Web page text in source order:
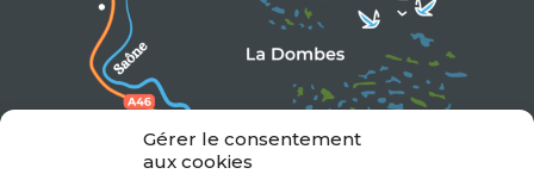
Gérer le consentement
aux cookies